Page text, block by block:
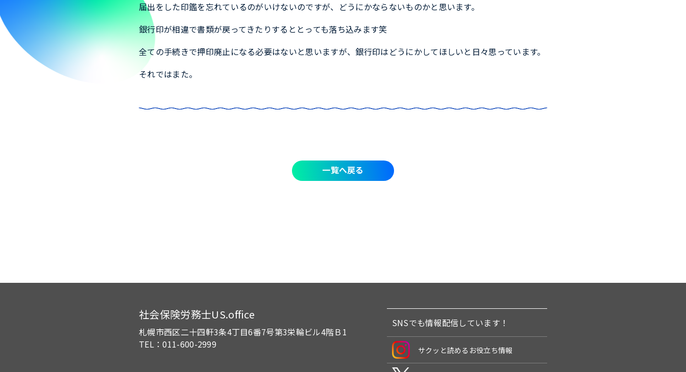
届出をした印鑑を忘れているのがいけないのですが、どうにかならないものかと思います。
銀行印が相違で書類が戻ってきたりするととっても落ち込みます笑
全ての手続きで押印廃止になる必要はないと思いますが、銀行印はどうにかしてほしいと日々思っています。
それではまた。
一覧へ戻る
社会保険労務士US.office
札幌市西区二十四軒3条4丁目6番7号第3栄輪ビル4階Ｂ1
TEL：011-600-2999
SNSでも情報配信しています！
サクッと読めるお役立ち情報